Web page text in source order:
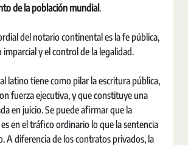
de la población mundial.
del notario continental es la fe pública,
imparcial y el control de la legalidad.
latino tiene como pilar la escritura pública,
fuerza ejecutiva, y que constituye una
en juicio. Se puede afirmar que la
en el tráfico ordinario lo que la sentencia
A diferencia de los contratos privados, la